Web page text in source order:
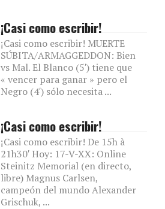
¡Casi como escribir!
¡Casi como escribir! MUERTE
SÚBITA/ARMAGGEDDON: Bien
vs Mal. El Blanco (5′) tiene que
« vencer para ganar » pero el
Negro (4′) sólo necesita ...
¡Casi como escribir!
¡Casi como escribir! De 15h à
21h30′ Hoy: 17-V-XX: Online
Steinitz Memorial (en directo,
libre) Magnus Carlsen,
campeón del mundo Alexander
Grischuk, ...